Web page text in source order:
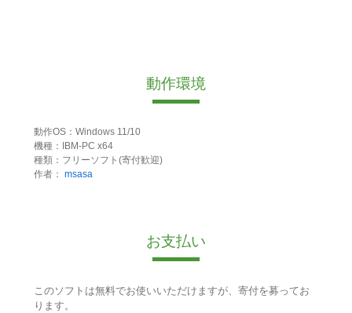
動作環境
動作OS：Windows 11/10
機種：IBM-PC x64
種類：フリーソフト(寄付歓迎)
作者： msasa
お支払い
このソフトは無料でお使いいただけますが、寄付を募ってお
ります。